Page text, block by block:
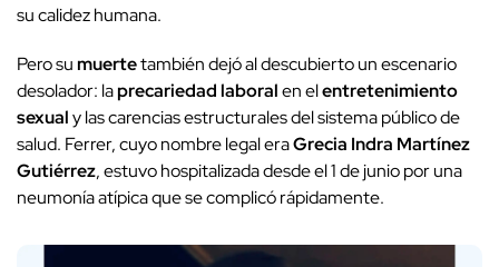
su calidez humana.
Pero sumuertetambién dejó al descubierto un escenario
desolador: laprecariedad laboralen elentretenimiento
sexualy las carencias estructurales del sistema público de
salud. Ferrer, cuyo nombre legal eraGrecia Indra Martínez
Gutiérrez, estuvo hospitalizada desde el 1 de junio por una
neumonía atípica que se complicó rápidamente.